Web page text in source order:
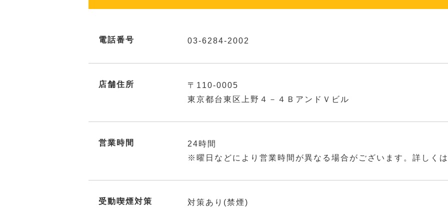
電話番号 03-6284-2002
店舗住所
〒110-0005
東京都台東区上野４－４ＢアンドＶビル
営業時間
24時間
※曜日などにより営業時間が異なる場合がございます。詳しく
受動喫煙対策 対策あり(禁煙)